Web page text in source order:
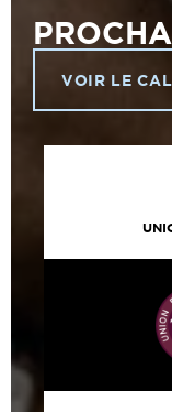
VOIR LE